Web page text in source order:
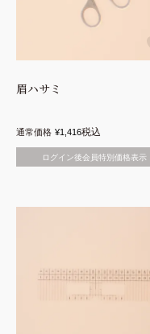
眉ハサミ
通常価格 ¥1,416税込
ログイン後会員特別価格表示